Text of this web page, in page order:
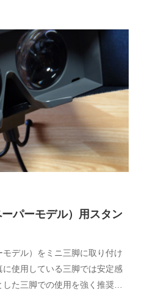
パーモデル）用スタン
デル）をミニ三脚に取り付け
使用している三脚では安定感
た三脚での使用を強く推奨…